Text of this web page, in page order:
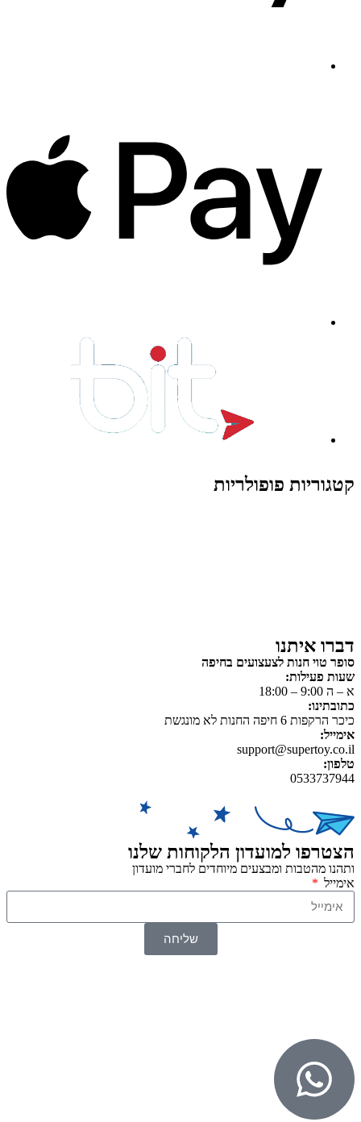
קטגוריות פופולריות
דברו איתנו
סופר טוי חנות לצעצועים בחיפה
שעות פעילות:
א – ה 9:00 – 18:00
כתובתינו:
כיכר הרקפות 6 חיפה החנות לא מונגשת
אימייל:
support@supertoy.co.il
טלפון:
0533737944
הצטרפו למועדון הלקוחות שלנו
ותהנו מהטבות ומבצעים מיוחדים לחברי מועדון
אימייל
שליחה